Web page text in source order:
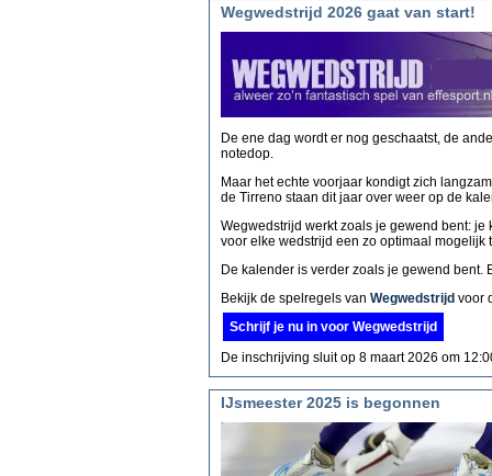
Wegwedstrijd 2026 gaat van start!
De ene dag wordt er nog geschaatst, de
notedop.
Maar het echte voorjaar kondigt zich
de Tirreno staan dit jaar over weer op de
Wegwedstrijd werkt zoals je gewend bent:
voor elke wedstrijd een zo optimaal mogelijk
De kalender is verder zoals je gewend bent.
Bekijk de spelregels van Wegwedstrijd voor
Schrijf je nu in voor Wegwedstrijd
De inschrijving sluit op 8 maart 2026 om
IJsmeester 2025 is begonnen